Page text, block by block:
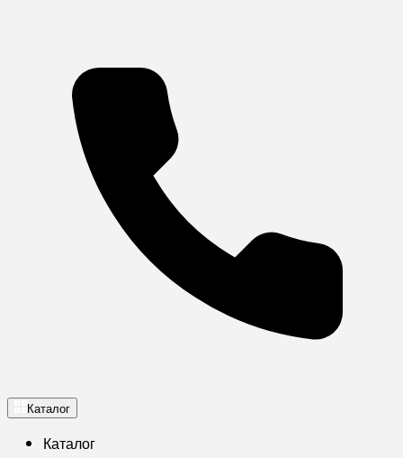
Каталог
Каталог